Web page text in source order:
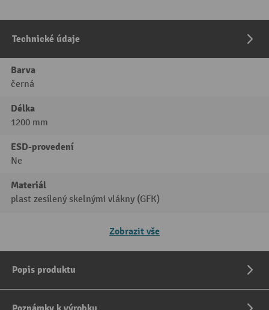
Technické údaje
Barva
černá
Délka
1200 mm
ESD-provedení
Ne
Materiál
plast zesílený skelnými vlákny (GFK)
Zobrazit vše
Popis produktu